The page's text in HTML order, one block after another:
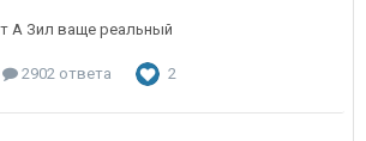
А Зил ваще реальный
2902 ответа 2